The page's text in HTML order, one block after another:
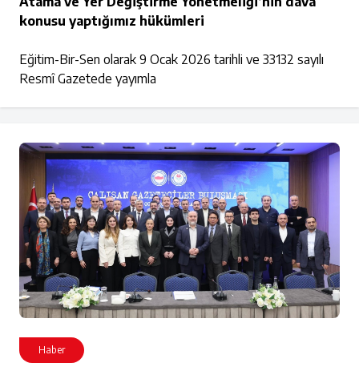
konusu yaptığımız hükümleri
Eğitim-Bir-Sen olarak 9 Ocak 2026 tarihli ve 33132 sayılı
Resmî Gazetede yayımla
Haber